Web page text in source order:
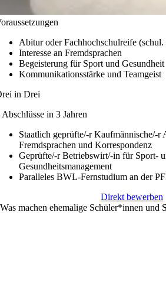
Abitur oder Fachhochschulreife
Interesse an Fremdsprachen
Begeisterung für Sport und Gesundheit
Kommunikationsstärke und Teamgeist
in Drei
Abschlüsse in 3 Jahren
Staatlich geprüfte/-r Kaufmännische/-r
Fremdsprachen und Korrespondenz
Geprüfte/-r Betriebswirt/-in für Sport-
Gesundheitsmanagement
Paralleles BWL-Fernstudium an der
Direkt bewerben
Was machen ehemalige Schüler*innen und